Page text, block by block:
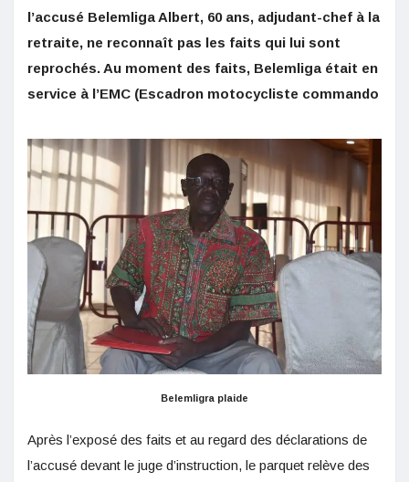
l’accusé Belemliga Albert, 60 ans, adjudant-chef à la
retraite, ne reconnaît pas les faits qui lui sont
reprochés. Au moment des faits, Belemliga était en
service à l’EMC (Escadron motocycliste commando
Belemligra plaide
Après l’exposé des faits et au regard des déclarations de
l’accusé devant le juge d’instruction, le parquet relève des